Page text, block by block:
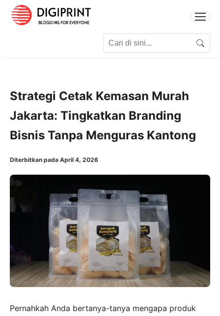
Search
Strategi Cetak Kemasan Murah
Jakarta: Tingkatkan Branding
Bisnis Tanpa Menguras Kantong
Diterbitkan pada April 4, 2026
Pernahkah Anda bertanya-tanya mengapa produk